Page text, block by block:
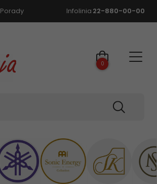
Porady Infolinia 22-880-00-00
0